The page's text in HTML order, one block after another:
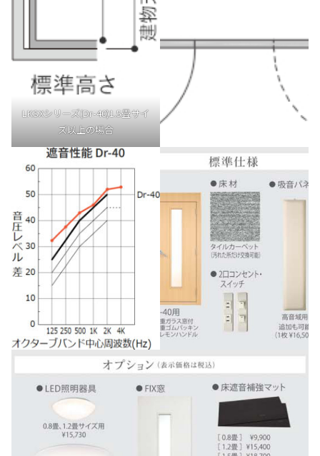
LKSXシリーズ(Dr-40)1.5畳サイ
ズ以上の場合